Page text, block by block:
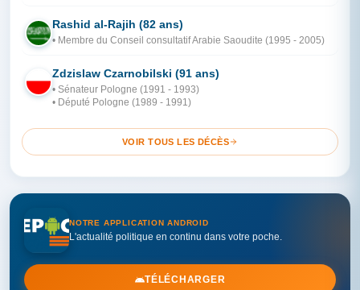
AR
Rashid al-Rajih (82 ans)
• Membre du Conseil consultatif Arabie Saoudite (1995 - 2005)
PO
Zdzislaw Czarnobilski (91 ans)
• Sénateur Pologne (1991 - 1993)
• Député Pologne (1989 - 1991)
VOIR TOUS LES DÉCÈS
NOTRE APPLICATION ANDROID
L'actualité politique en continu dans votre poche.
TÉLÉCHARGER